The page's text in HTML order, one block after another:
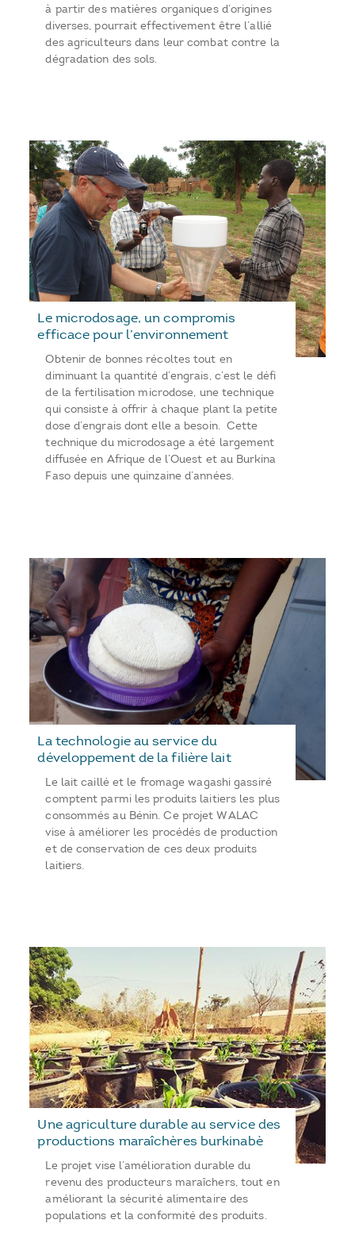
à partir des matières organiques d’origines
diverses, pourrait effectivement être l’allié
des agriculteurs dans leur combat contre la
dégradation des sols.
Le microdosage, un compromis
efficace pour l’environnement
Obtenir de bonnes récoltes tout en
diminuant la quantité d’engrais, c’est le défi
de la fertilisation microdose, une technique
qui consiste à offrir à chaque plant la petite
dose d’engrais dont elle a besoin. Cette
technique du microdosage a été largement
diffusée en Afrique de l’Ouest et au Burkina
Faso depuis une quinzaine d’années.
La technologie au service du
développement de la filière lait
Le lait caillé et le fromage wagashi gassiré
comptent parmi les produits laitiers les plus
consommés au Bénin. Ce projet WALAC
vise à améliorer les procédés de production
et de conservation de ces deux produits
laitiers.
Une agriculture durable au service des
productions maraîchères burkinabè
Le projet vise l’amélioration durable du
revenu des producteurs maraîchers, tout en
améliorant la sécurité alimentaire des
populations et la conformité des produits.